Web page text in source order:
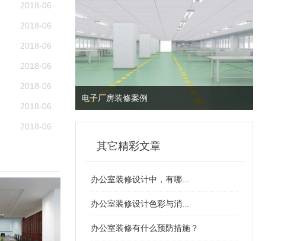
2018-06
2018-06
2018-06
2018-06
2018-06
2018-06
2018-06
电子厂房装修案例
其它精彩文章
办公室装修设计中，有哪...
办公室装修设计色彩与消...
办公室装修有什么预防措施？